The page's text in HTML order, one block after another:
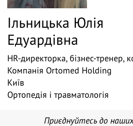
Ільницька Юлія
Едуардівна
HR-директорка, бізнес-тренер,
Компанія Ortomed Holding
Київ
Ортопедія і травматологія
Приєднуйтесь до